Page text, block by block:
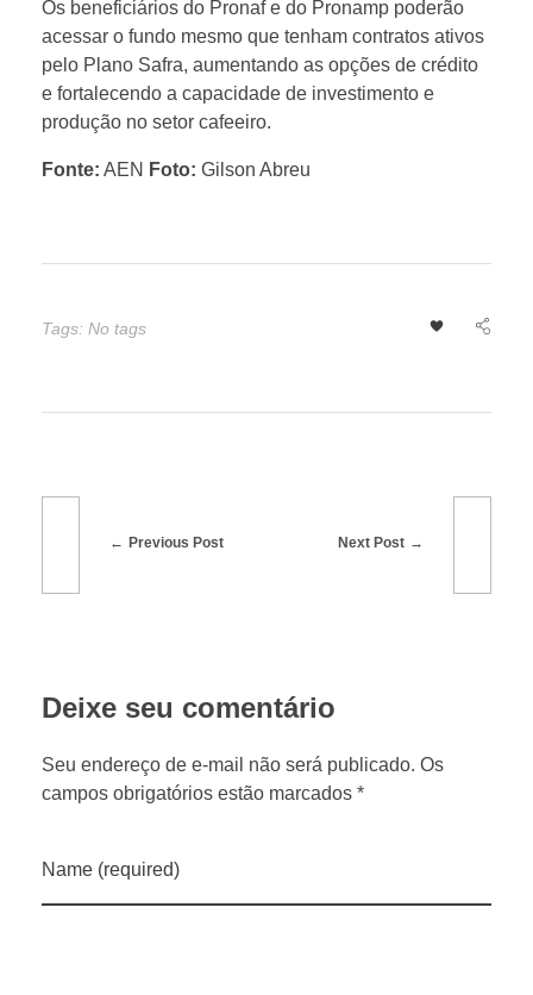
Os beneficiários do Pronaf e do Pronamp poderão
acessar o fundo mesmo que tenham contratos ativos
pelo Plano Safra, aumentando as opções de crédito
e fortalecendo a capacidade de investimento e
produção no setor cafeeiro.
Fonte: AEN Foto: Gilson Abreu
Tags: No tags
Previous Post Next Post
Deixe seu comentário
Seu endereço de e-mail não será publicado. Os
campos obrigatórios estão marcados *
Name (required)